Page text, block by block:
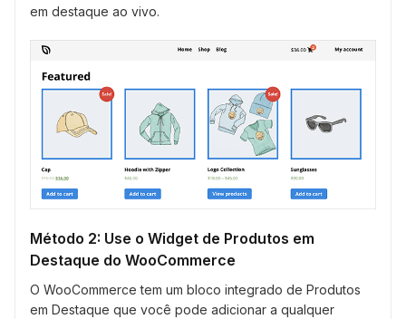
em destaque ao vivo.
Método 2: Use o Widget de Produtos em
Destaque do WooCommerce
O WooCommerce tem um bloco integrado de Produtos
em Destaque que você pode adicionar a qualquer